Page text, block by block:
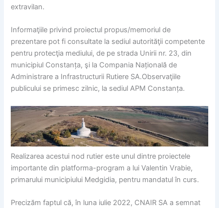
extravilan.
Informaţiile privind proiectul propus/memoriul de
prezentare pot fi consultate la sediul autorităţii competente
pentru protecţia mediului, de pe strada Unirii nr. 23, din
municipiul Constanța, şi la Compania Națională de
Administrare a Infrastructurii Rutiere SA.Observaţiile
publicului se primesc zilnic, la sediul APM Constanța.
Realizarea acestui nod rutier este unul dintre proiectele
importante din platforma-program a lui Valentin Vrabie,
primarului municipiului Medgidia, pentru mandatul în curs.
Precizăm faptul că, în luna iulie 2022, CNAIR SA a semnat